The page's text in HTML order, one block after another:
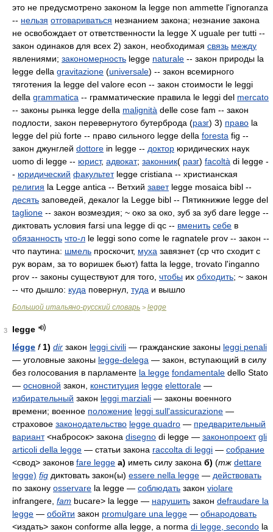
это не предусмотрено законом la legge non ammette l'ignoranza
-- нельзя отговариваться незнанием закона; незнание закона
не освобождает от ответственности la legge Х uguale per tutti --
закон одинаков для всех 2) закон, необходимая связь между
явлениями; закономерность legge naturale -- закон природы la
legge della gravitazione (universale) -- закон всемирного
тяготения la legge del valore econ -- закон стоимости le leggi
della grammatica -- грамматические правила le leggi del mercato
-- законы рынка legge della malignità delle cose fam -- закон
подлости, закон перевернутого бутерброда (разг) 3) право la
legge del più forte -- право сильного legge della foresta fig --
закон джунглей dottore in legge -- доктор юридических наук
uomo di legge -- юрист, адвокат; законник( разг) facoltà di legge -
- юридический факультетlegge cristiana -- христианская
религия la Legge antica -- Ветхий заветlegge mosaica bibl --
десять заповедей, декалог la Legge bibl -- Пятикнижие legge del
taglione -- закон возмездия; ~ око за око, зуб за зуб dare legge --
диктовать условия farsi una legge di qc -- вменить себе в
обязанность что-л le leggi sono come le ragnatele prov -- закон --
что паутина: шмель проскочит, муха завязнет (ср что сходит с
рук ворам, за то воришек бьют) fatta la legge, trovato l'inganno
prov -- законы существуют для того, чтобы их обходить; ~ закон
-- что дышло: куда повернул, туда и вышло
Большой итальяно-русский словарь > legge
3
legge
légge f 1) dir закон leggi civili — гражданские законы leggi penali
— уголовные законы legge-delega — закон, вступающий в силу
без голосования в парламенте la legge fondamentale dello Stato
— основной закон, конституция legge elettorale —
избирательный закон leggi marziali — законы военного
времени; военное положение leggi sull'assicurazione —
страховое законодательство legge quadro — предварительный
вариант<набросок> закона disegno di legge — законопроект gli
articoli della legge — статьи закона raccolta di leggi — собрание
<свод> законов fare legge а) иметь силу закона б) (тж dettare
legge) fig диктовать закон(ы) essere nella legge — действовать
по закону osservare la legge — соблюдать закон violare
infrangere, fam bucare> la legge — нарушить закон defraudare la
legge — обойти закон promulgare una legge — обнародовать
<издать> закон conforme alla legge, a norma di legge, secondo la